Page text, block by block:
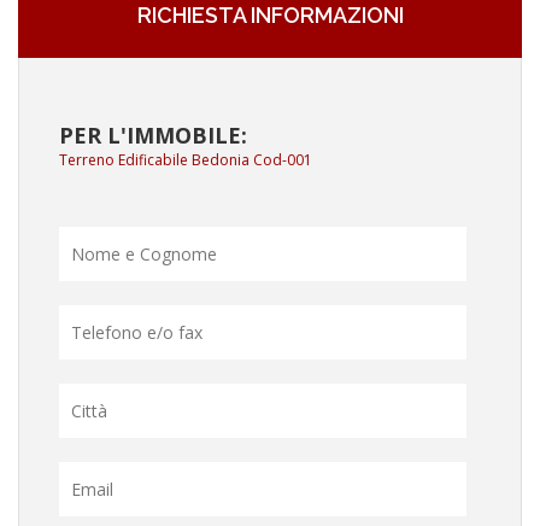
RICHIESTA INFORMAZIONI
PER L'IMMOBILE:
Terreno Edificabile Bedonia Cod-001